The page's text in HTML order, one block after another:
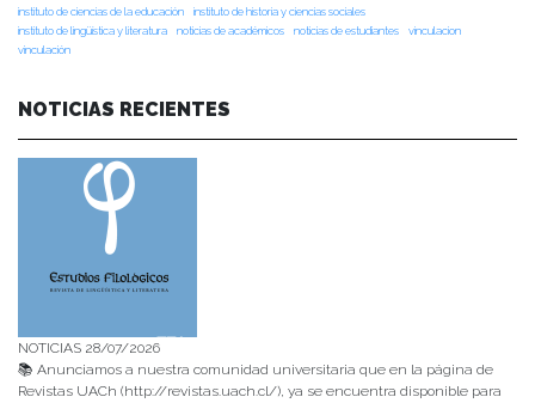
instituto de ciencias de la educación
instituto de historia y ciencias sociales
instituto de lingüística y literatura
noticias de académicos noticias de estudiantes
vinculacion
vinculación
NOTICIAS RECIENTES
NOTICIAS 28/07/2026
📚 Anunciamos a nuestra comunidad universitaria que en la página de
Revistas UACh (http://revistas.uach.cl/), ya se encuentra disponible para